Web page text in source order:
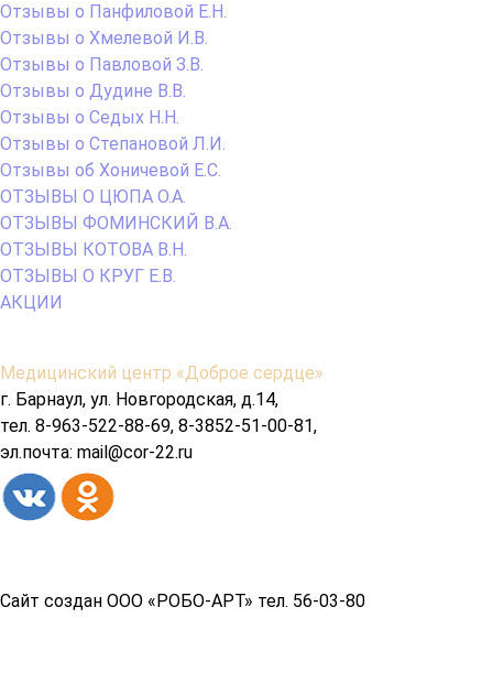
Отзывы о Панфиловой Е.Н.
Отзывы о Хмелевой И.В.
Отзывы о Павловой З.В.
Отзывы о Дудине В.В.
Отзывы о Седых Н.Н.
Отзывы о Степановой Л.И.
Отзывы об Хоничевой Е.С.
ОТЗЫВЫ О ЦЮПА О.А.
ОТЗЫВЫ ФОМИНСКИЙ В.А.
ОТЗЫВЫ КОТОВА В.Н.
ОТЗЫВЫ О КРУГ Е.В.
АКЦИИ
Содержимое
подвала
Медицинский центр «Доброе сердце»
г. Барнаул, ул. Новгородская, д.14,
тел. 8-963-522-88-69, 8-3852-51-00-81,
эл.почта: mail@cor-22.ru
Сайт создан ООО «РОБО-АРТ» тел. 56-03-80